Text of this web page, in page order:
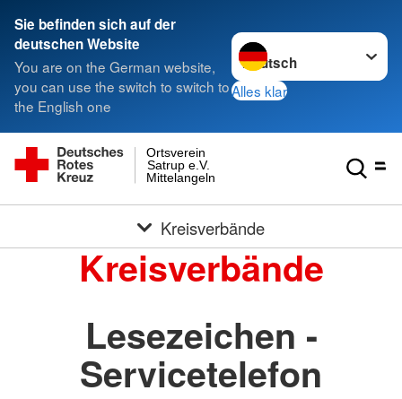
Sie befinden sich auf der
deutschen Website
You are on the German website,
you can use the switch to switch to
the English one
Sprache wechseln zu
Alles klar
Mittelangeln
Satrup e.V.
Ortsverein
Kreisverbände
Kreisverbände
Lesezeichen -
Servicetelefon